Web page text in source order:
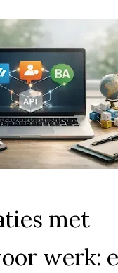
met
werk: